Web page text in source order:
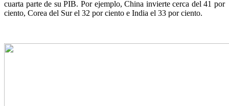
cuarta parte de su PIB. Por ejemplo, China invierte cerca del 41 por
ciento, Corea del Sur el 32 por ciento e India el 33 por ciento.